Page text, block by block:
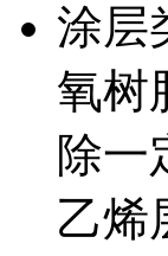
涂层
氧树
除一
乙烯